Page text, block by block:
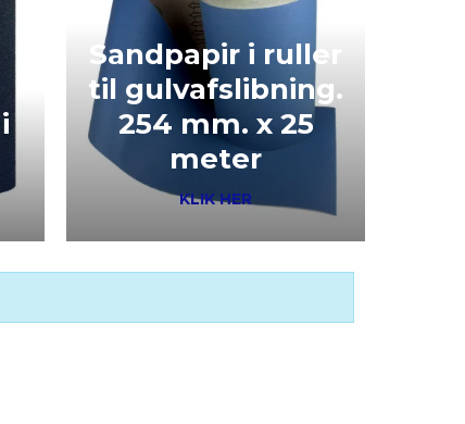
Sandpapir i ruller
til gulvafslibning.
254 mm. x 25
meter
KLIK HER